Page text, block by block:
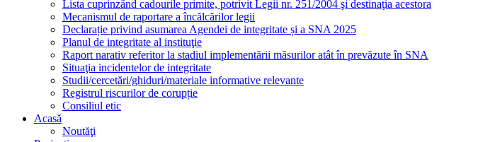
Lista cuprinzând cadourile primite, potrivit Legii nr. 251/2004 şi destinaţia acestora
Mecanismul de raportare a încălcărilor legii
Declarație privind asumarea Agendei de integritate și a SNA 2025
Planul de integritate al instituţie
Raport narativ referitor la stadiul implementării măsurilor atât în prevăzute în SNA
Situaţia incidentelor de integritate
Studii/cercetări/ghiduri/materiale informative relevante
Registrul riscurilor de corupție
Consiliul etic
Acasă
Noutăţi